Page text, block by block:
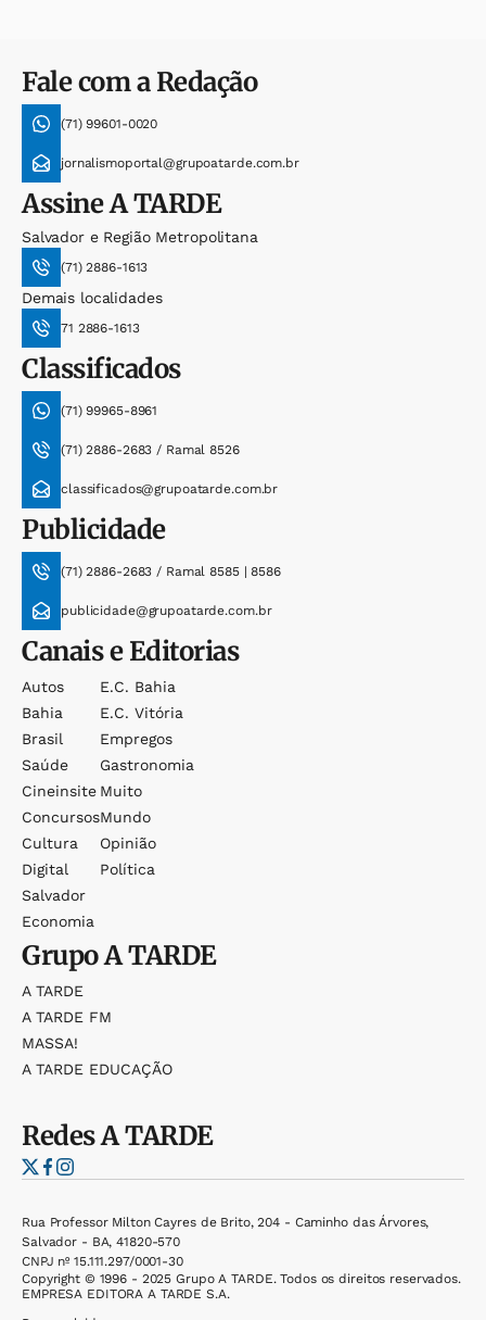
Fale com a Redação
(71) 99601-0020
jornalismoportal@grupoatarde.com.br
AssineA TARDE
Salvador e Região Metropolitana
(71) 2886-1613
Demais localidades
71 2886-1613
Classificados
(71) 99965-8961
(71) 2886-2683 / Ramal 8526
classificados@grupoatarde.com.br
Publicidade
(71) 2886-2683 / Ramal 8585 | 8586
publicidade@grupoatarde.com.br
Canais e Editorias
Autos
Bahia
Brasil
Saúde
Cineinsite
Concursos
Cultura
Digital
Salvador
Economia
E.c. Bahia
E.c. Vitória
Empregos
Gastronomia
Muito
Mundo
Opinião
Política
GrupoA TARDE
A TARDE
A TARDE FM
MASSA!
A TARDE EDUCAÇÃO
RedesA TARDE
Rua Professor Milton Cayres de Brito, 204 - Caminho das Árvores,
Salvador - BA, 41820-570
CNPJ nº 15.111.297/0001-30
Copyright © 1996 - 2025 Grupo A TARDE. Todos os direitos reservados.
EMPRESA EDITORA A TARDE S.A.